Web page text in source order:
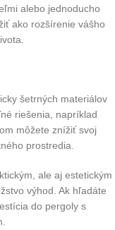
alebo jednoducho
ako rozšírenie vášho
šetrných materiálov
riešenia, napríklad
môžete znížiť svoj
prostredia.
ale aj estetickým
výhod. Ak hľadáte
do pergoly s